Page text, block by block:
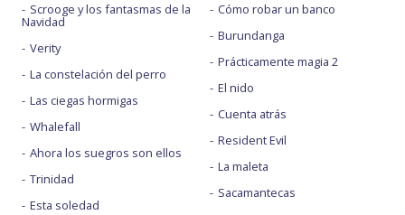
Scrooge y los fantasmas de la
Navidad
Verity
La constelación del perro
Las ciegas hormigas
Whalefall
Ahora los suegros son ellos
Trinidad
Esta soledad
Cómo robar un banco
Burundanga
Prácticamente magia 2
El nido
Cuenta atrás
Resident Evil
La maleta
Sacamantecas